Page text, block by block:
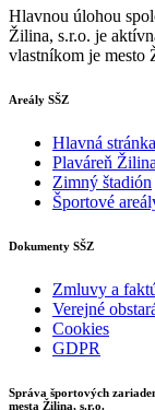
Hlavnou úlohou
Žilina, s.r.o. je
vlastníkom je mesto
Areály SŠZ
Hlavná stránka
Plaváreň Žilina
Zimný štadión
Športové
Dokumenty SŠZ
Zmluvy a
Verejné
Cookies
GDPR
Správa športových
mesta Žilina, s.r.o.